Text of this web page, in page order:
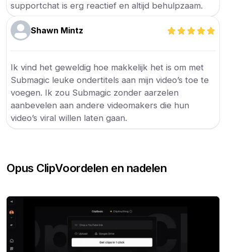
supportchat is erg reactief en altijd behulpzaam.
Shawn Mintz
Ik vind het geweldig hoe makkelijk het is om met
Submagic leuke ondertitels aan mijn video’s toe te
voegen. Ik zou Submagic zonder aarzelen
aanbevelen aan andere videomakers die hun
video’s viral willen laten gaan.
Opus ClipVoordelen en nadelen